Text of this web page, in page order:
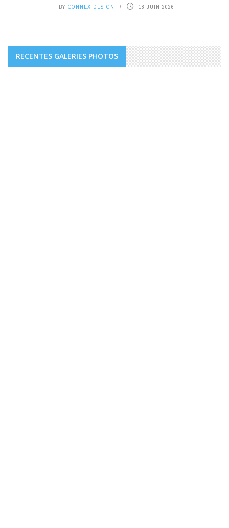
BY CONNEX DESIGN 18 JUIN 2026
RECENTES GALERIES PHOTOS